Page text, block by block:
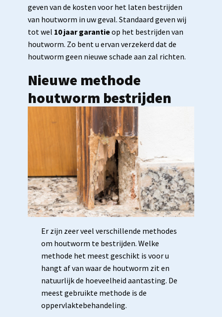
geven van de kosten voor het laten bestrijden
van houtworm in uw geval. Standaard geven wij
tot wel 10 jaar garantieop het bestrijden van
houtworm. Zo bent u ervan verzekerd dat de
houtworm geen nieuwe schade aan zal richten.
Nieuwe methode
houtworm bestrijden
Er zijn zeer veel verschillende methodes
om houtworm te bestrijden. Welke
methode het meest geschikt is voor u
hangt af van waar de houtworm zit en
natuurlijk de hoeveelheid aantasting. De
meest gebruikte methode is de
oppervlaktebehandeling.